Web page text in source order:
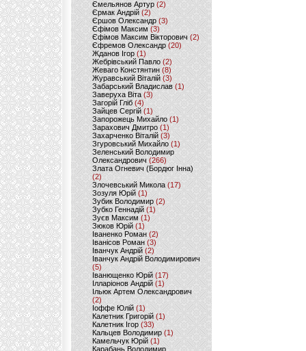
Ємельянов Артур (2)
Єрмак Андрій (2)
Єршов Олександр (3)
Єфімов Максим (3)
Єфімов Максим Вікторович (2)
Єфремов Олександр (20)
Жданов Ігор (1)
Жебрівський Павло (2)
Жеваго Констянтин (8)
Журавський Віталій (3)
Забарський Владислав (1)
Заверуха Віта (3)
Загорій Гліб (4)
Зайцев Сергій(1)
Запорожець Михайло (1)
Зарахович Дмитро (1)
Захарченко Віталій (3)
Згуровський Михайло (1)
Зеленський Володимир
Олександрович (266)
Злата Огневич (Бордюг Інна)
(2)
Злочевський Микола(17)
Зозуля Юрій (1)
Зубик Володимир (2)
Зубко Геннадій (1)
Зуєв Максим(1)
Зюков Юрій (1)
Іваненко Роман (2)
Іванісов Роман (3)
Іванчук Андрій(2)
Іванчук Андрій Володимирович
(5)
Іванющенко Юрій (17)
Ілларіонов Андрій (1)
Ільюк Артем Олександрович
(2)
Іоффе Юлій (1)
Калетник Григорій(1)
Калетник Ігор (33)
Кальцев Володимир(1)
Камельчук Юрій (1)
Карабань Володимир